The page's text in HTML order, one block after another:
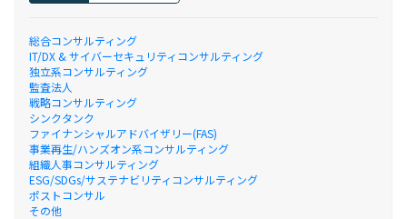
総合コンサルティング
IT/DX & サイバーセキュリティコンサルティング
独立系コンサルティング
監査法人
戦略コンサルティング
シンクタンク
ファイナンシャルアドバイザリー(FAS)
事業再生/ハンズオン系コンサルティング
組織人事コンサルティング
ESG/SDGs/サステナビリティコンサルティング
ポストコンサル
その他